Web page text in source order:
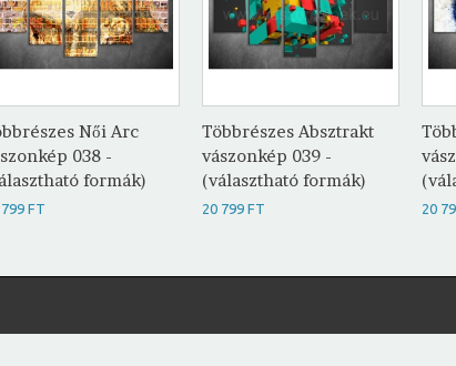
Női Arc
038 -
formák)
FT
Többrészes Absztrakt
vászonkép 039 -
(választható formák)
20 799 FT 20